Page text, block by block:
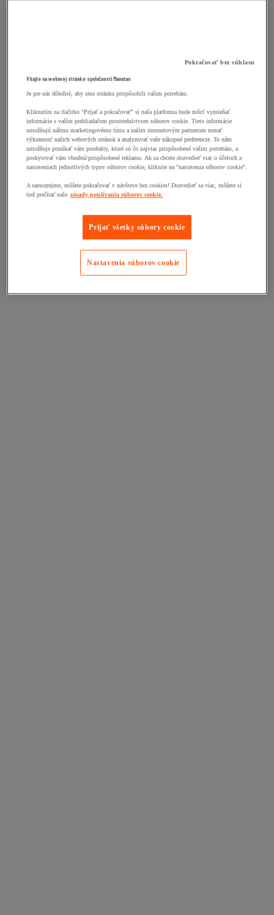
Pokračovať bez súhlasu
Vitajte na webovej stránke spoločnosti Manutan
Je pre nás dôležité, aby sme stránku prispôsobili vašim potrebám.
Kliknutím na tlačitko "Prijať a pokračovať" si naša platforma bude môcť vymieňať
informácie s vaším prehliadačom prostredníctvom súborov cookie. Tieto informácie
umožňujú nášmu marketingovému tímu a našim internetovým partnerom merať
výkonnosť našich webových stránok a analyzovať vaše nákupné preferencie. To nám
umožňuje ponúkať vám produkty, ktoré sú čo najviac prispôsobené vašim potrebám, a
poskytovať vám vhodnú/prispôsobené reklamu. Ak sa chcete dozvedieť viac o účeloch a
nastaveniach jednotlivých typov súborov cookie, kliknite na "nastavenia súborov cookie".
A samozrejme, môžete pokračovať v návšteve bez cookies! Dozvedieť sa viac, môžete si
tiež prečítať naše zásady používania súborov cookie.
Prijať všetky súbory cookie
Nastavenia súborov cookie